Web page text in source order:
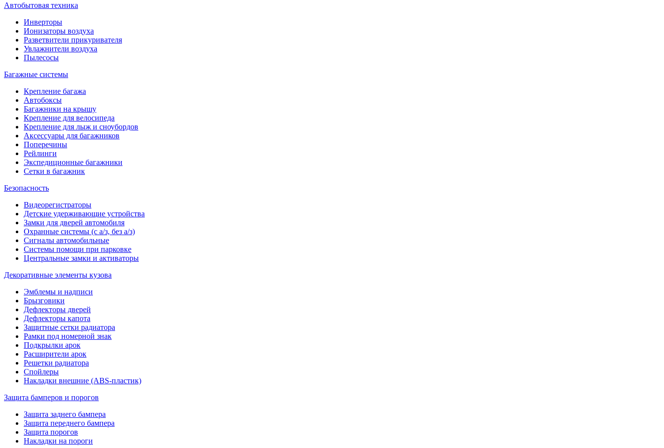
Автобытовая техника
Инверторы
Ионизаторы воздуха
Разветвители прикуривателя
Увлажнители воздуха
Пылесосы
Багажные системы
Крепление багажа
Автобоксы
Багажники на крышу
Крепление для велосипеда
Крепление для лыж и сноубордов
Аксессуары для багажников
Поперечины
Рейлинги
Экспедиционные багажники
Сетки в багажник
Безопасность
Видеорегистраторы
Детские удерживающие устройства
Замки для дверей автомобиля
Охранные системы (с а/з, без а/з)
Сигналы автомобильные
Системы помощи при парковке
Центральные замки и активаторы
Декоративные элементы кузова
Эмблемы и надписи
Брызговики
Дефлекторы дверей
Дефлекторы капота
Защитные сетки радиатора
Рамки под номерной знак
Подкрылки арок
Расширители арок
Решетки радиатора
Спойлеры
Накладки внешние (ABS-пластик)
Защита бамперов и порогов
Защита заднего бампера
Защита переднего бампера
Защита порогов
Накладки на пороги